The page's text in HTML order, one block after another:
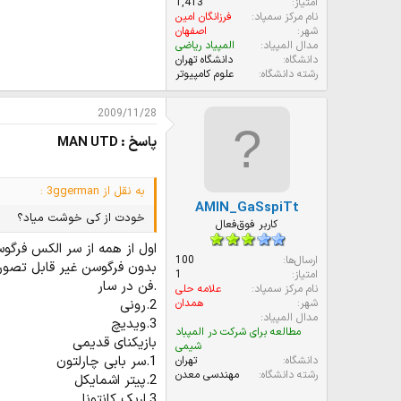
نام مرکز سمپاد
فرزانگان امین
شهر
اصفهان
مدال المپیاد
المپیاد ریاضی
دانشگاه
دانشگاه تهران
رشته دانشگاه
علوم کامپیوتر
AMIN_GaSspiTt
کاربر فوق‌فعال
ارسال‌ها
100
امتیاز
1
نام مرکز سمپاد
علامه حلی
شهر
همدان
مدال المپیاد
مطالعه برای شرکت در المپباد
شیمی
دانشگاه
تهران
رشته دانشگاه
مهندسی معدن
2009/11/28
پاسخ : MAN UTD
به نقل از 3ggerman :
خودت از کی خوشت میاد؟
بدون فرگوسن غیر قابل
.فن در سار
2.رونی
3.ویدیچ
بازیکنای قدیمی
1.سر بابی چارلتون
2.پیتر اشمایکل